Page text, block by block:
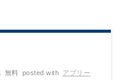
無料 posted with アプリー